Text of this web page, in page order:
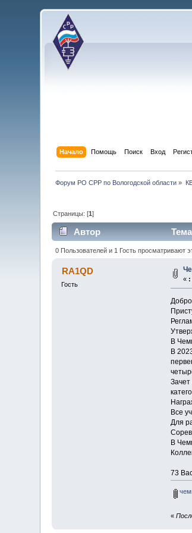
Начало Помощь Поиск Вход
Форум РО СРР по Вологодской области »
Страницы: [1]
Автор
0 Пользователей и 1 Гость просматривают
RA1QD
Гость
« :
В
В
Зачет
Все
Для
В
73
«